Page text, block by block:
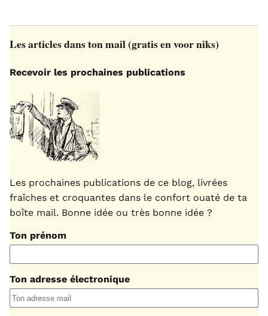
Les articles dans ton mail (gratis en voor niks)
Recevoir les prochaines publications
Les prochaines publications de ce blog, livrées
fraîches et croquantes dans le confort ouaté de ta
boîte mail. Bonne idée ou très bonne idée ?
Ton prénom
Ton adresse électronique